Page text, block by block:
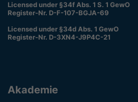
Licensed under §34f Abs. 1 S. 1 GewO
Register-Nr. D-F-107-BGJA-69
Licensed under §34d Abs. 1 GewO
Register-Nr. D-3XN4-J9P4C-21
Akademie